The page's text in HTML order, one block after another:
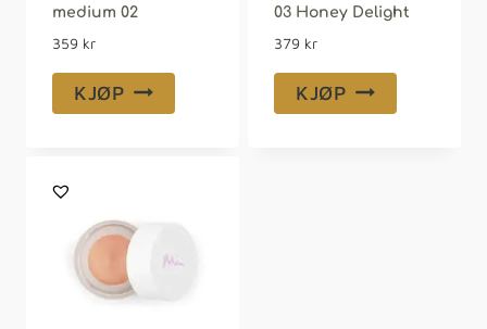
medium 02
359 kr
KJØP
03 Honey Delight
379 kr
KJØP